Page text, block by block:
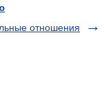
отношения